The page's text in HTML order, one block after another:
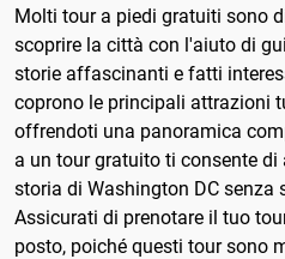
Molti tour a piedi gratuiti sono
scoprire la città con l'aiuto di
storie affascinanti e fatti
coprono le principali attrazioni
offrendoti una panoramica
a un tour gratuito ti consente di
storia di Washington DC senza
Assicurati di prenotare il tuo
posto, poiché questi tour sono